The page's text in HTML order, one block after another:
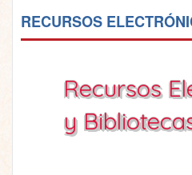
Recursos
y